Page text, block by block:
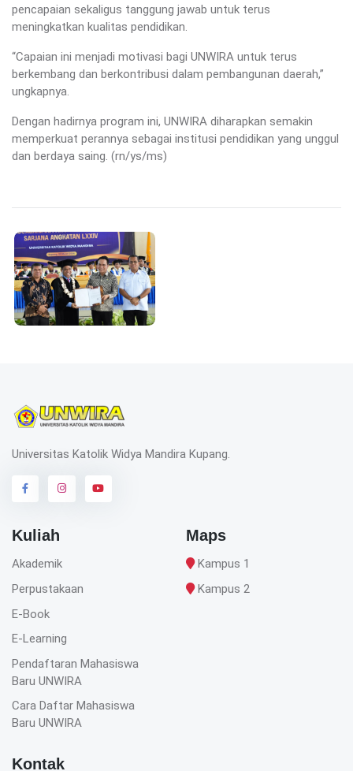
pencapaian sekaligus tanggung jawab untuk terus
meningkatkan kualitas pendidikan.
“Capaian ini menjadi motivasi bagi UNWIRA untuk terus
berkembang dan berkontribusi dalam pembangunan daerah,”
ungkapnya.
Dengan hadirnya program ini, UNWIRA diharapkan semakin
memperkuat perannya sebagai institusi pendidikan yang unggul
dan berdaya saing. (rn/ys/ms)
Universitas Katolik Widya Mandira Kupang.
Kuliah
Akademik
Perpustakaan
E-Book
E-Learning
Pendaftaran Mahasiswa
Baru UNWIRA
Cara Daftar Mahasiswa
Baru UNWIRA
Maps
Kampus 1
Kampus 2
Kontak